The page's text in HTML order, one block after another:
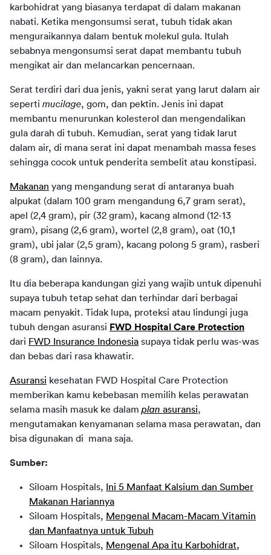
karbohidrat yang biasanya terdapat di dalam makanan
nabati. Ketika mengonsumsi serat, tubuh tidak akan
menguraikannya dalam bentuk molekul gula. Itulah
sebabnya mengonsumsi serat dapat membantu tubuh
mengikat air dan melancarkan pencernaan.
Serat terdiri dari dua jenis, yakni serat yang larut dalam air
seperti mucilage, gom, dan pektin. Jenis ini dapat
membantu menurunkan kolesterol dan mengendalikan
gula darah di tubuh. Kemudian, serat yang tidak larut
dalam air, di mana serat ini dapat menambah massa feses
sehingga cocok untuk penderita sembelit atau konstipasi.
Makanan yang mengandung serat di antaranya buah
alpukat (dalam 100 gram mengandung 6,7 gram serat),
apel (2,4 gram), pir (32 gram), kacang almond (12-13
gram), pisang (2,6 gram), wortel (2,8 gram), oat (10,1
gram), ubi jalar (2,5 gram), kacang polong 5 gram), rasberi
(8 gram), dan lainnya.
Itu dia beberapa kandungan gizi yang wajib untuk dipenuhi
supaya tubuh tetap sehat dan terhindar dari berbagai
macam penyakit. Tidak lupa, proteksi atau lindungi juga
tubuh dengan asuransi FWD Hospital Care Protection
dari FWD Insurance Indonesia supaya tidak perlu was-was
dan bebas dari rasa khawatir.
Asuransi kesehatan FWD Hospital Care Protection
memberikan kamu kebebasan memilih kelas perawatan
selama masih masuk ke dalam plan asuransi,
mengutamakan kenyamanan selama masa perawatan, dan
bisa digunakan di  mana saja.
Sumber:
Siloam Hospitals, Ini 5 Manfaat Kalsium dan Sumber
Makanan Hariannya
Siloam Hospitals, Mengenal Macam-Macam Vitamin
dan Manfaatnya untuk Tubuh
Siloam Hospitals, Mengenal Apa itu Karbohidrat,